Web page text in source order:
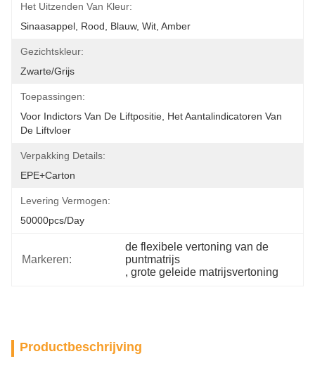
Het Uitzenden Van Kleur:
Sinaasappel, Rood, Blauw, Wit, Amber
Gezichtskleur:
Zwarte/grijs
Toepassingen:
Voor Indictors Van De Liftpositie, Het Aantalindicatoren Van
De Liftvloer
Verpakking Details:
EPE+carton
Levering Vermogen:
50000pcs/day
Markeren:
de flexibele vertoning van de
puntmatrijs
, grote geleide matrijsvertoning
Productbeschrijving